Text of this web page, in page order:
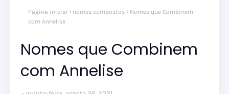
Página inicial nomes compostos
Nomes que Combinem
com Annelise
Nomes que Combinem
com Annelise